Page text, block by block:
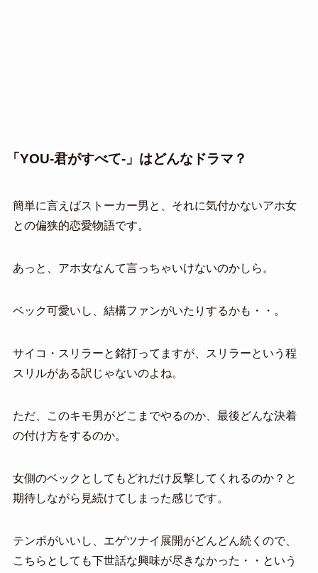
「YOU-君がすべて-」はどんなドラマ？
簡単に言えばストーカー男と、それに気付かないアホ女
との偏狭的恋愛物語です。
あっと、アホ女なんて言っちゃいけないのかしら。
ベック可愛いし、結構ファンがいたりするかも・・。
サイコ・スリラーと銘打ってますが、スリラーという程
スリルがある訳じゃないのよね。
ただ、このキモ男がどこまでやるのか、最後どんな決着
の付け方をするのか。
女側のベックとしてもどれだけ反撃してくれるのか？と
期待しながら見続けてしまった感じです。
テンポがいいし、エゲツナイ展開がどんどん続くので、
こちらとしても下世話な興味が尽きなかった・・という